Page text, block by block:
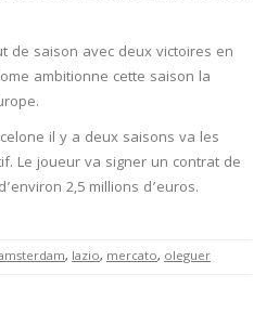
de saison avec deux victoires en
ambitionne cette saison la
il y a deux saisons va les
Le joueur va signer un contrat de
2,5 millions d’euros.
, lazio, mercato, oleguer